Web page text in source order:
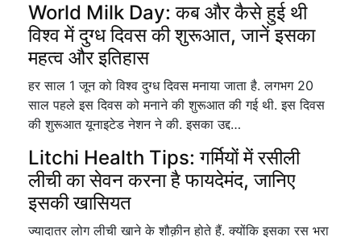
World Milk Day: कब और कैसे हुई थी
विश्व में दुग्ध दिवस की शुरूआत, जानें इसका
महत्व और इतिहास
हर साल 1 जून को विश्व दुग्ध दिवस मनाया जाता है. लगभग 20
साल पहले इस दिवस को मनाने की शुरूआत की गई थी. इस दिवस
की शुरूआत यूनाइटेड नेशन ने की. इसका उद्द…
Litchi Health Tips: गर्मियों में रसीली
लीची का सेवन करना है फायदेमंद, जानिए
इसकी खासियत
ज्यादातर लोग लीची खाने के शौक़ीन होते हैं. क्योंकि इसका रस भरा